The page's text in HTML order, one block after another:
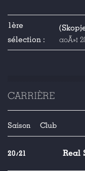
1ère
sélection :
aoÃ»t
CARRIÈRE
Saison Club
20/21 Real